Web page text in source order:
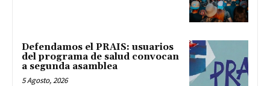
Defendamos el PRAIS: usuarios
del programa de salud convocan
a segunda asamblea
5 Agosto, 2026